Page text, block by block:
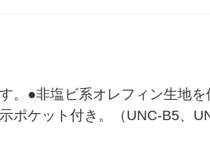
。●非塩ビ系オレフィン生地
ケット付き。（UNC-B5、